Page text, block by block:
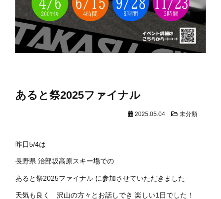
あると祭2025ファイナル
2025.05.04 未分類
昨日5/4は
長野県 治部坂高原スキー場での
あると祭2025ファイナル に参加させていただきました
天気も良く 沢山の方々とお話しでき 楽しい1日でした！